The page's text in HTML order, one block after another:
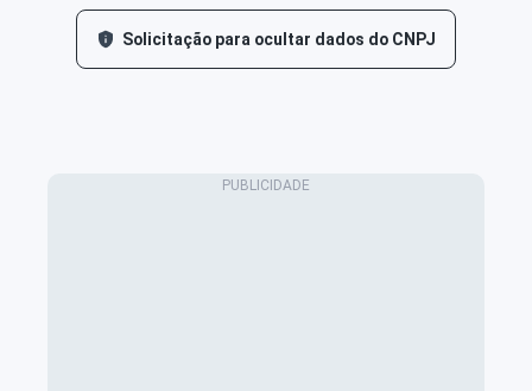
Solicitação para ocultar dados do CNPJ